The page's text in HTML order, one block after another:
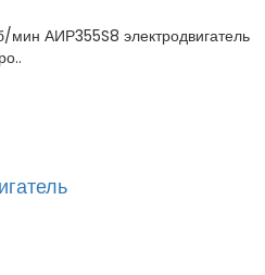
АИР355S8 электродвигатель